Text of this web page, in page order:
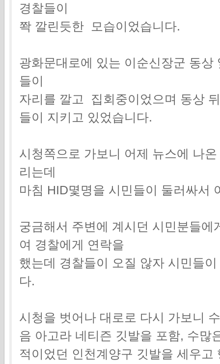
경찰들이
쫙 깔린듯한 모습이었습니다.
광화문대로에 있는 이순신장군 동
들이
자리를 깔고 집회중이었으며 동상
들이 지키고 있었습니다.
시청쪽으로 가보니 어제 뉴스에 나
리는데
마침 HID몇명을 시민들이 둘러싸서
궁금해서 주변에 계시던 시민분들
여 경찰에게 연락을
했는데 경찰들이 오질 않자 시민들
다.
시청을 벗어나 대로로 다시 가보니
음 아고라 네티즌 깃발을 포함, 수많
적이었던 인천계양구 깃발을 세우